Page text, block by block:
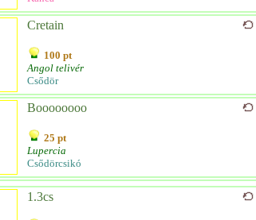
Cretain
100 pt
Angol telivér
Csődör
Boooooooo
25 pt
Lupercia
Csődörcsikó
1.3cs